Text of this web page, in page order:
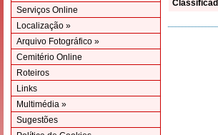
Serviços Online
Localização »
Arquivo Fotográfico »
Cemitério Online
Roteiros
Links
Multimédia »
Sugestões